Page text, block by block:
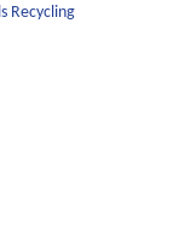
Recycling